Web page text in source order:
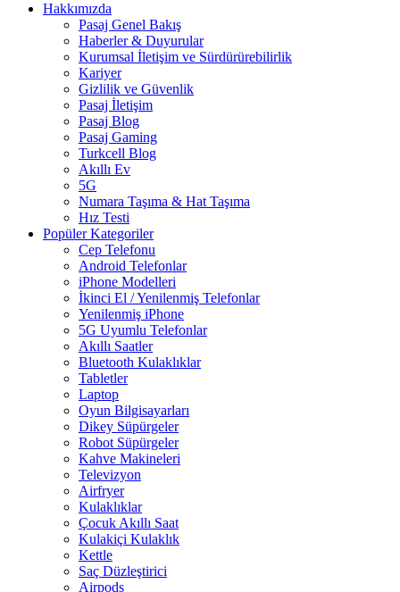
Hakkımızda
Pasaj Genel Bakış
Haberler & Duyurular
Kurumsal İletişim ve Sürdürürebilirlik
Kariyer
Gizlilik ve Güvenlik
Pasaj İletişim
Pasaj Blog
Pasaj Gaming
Turkcell Blog
Akıllı Ev
5G
Numara Taşıma & Hat Taşıma
Hız Testi
Popüler Kategoriler
Cep Telefonu
Android Telefonlar
iPhone Modelleri
İkinci El / Yenilenmiş Telefonlar
Yenilenmiş iPhone
5G Uyumlu Telefonlar
Akıllı Saatler
Bluetooth Kulaklıklar
Tabletler
Laptop
Oyun Bilgisayarları
Dikey Süpürgeler
Robot Süpürgeler
Kahve Makineleri
Televizyon
Airfryer
Kulaklıklar
Çocuk Akıllı Saat
Kulakiçi Kulaklık
Kettle
Saç Düzleştirici
Airpods